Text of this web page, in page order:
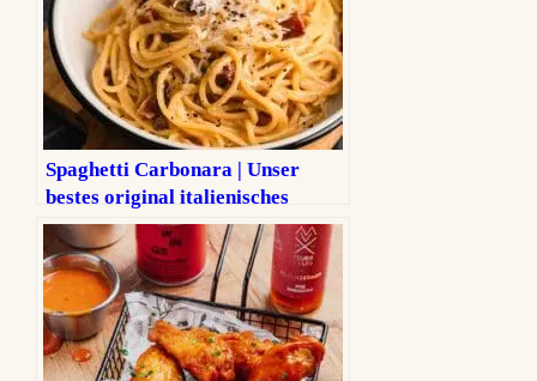
Spaghetti Carbonara | Unser
bestes original italienisches
Rezept ohne Sahne